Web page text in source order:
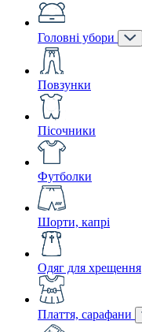
Головні убори
Повзунки
Пісочники
Футболки
Шорти, капрі
Одяг для хрещення
Плаття, сарафани